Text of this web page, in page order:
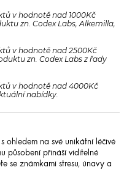
v hodnotě nad 1000Kč
zn. Codex Labs, Alkemilla,
v hodnotě nad 2500Kč
zn. Codex Labs z řady
v hodnotě nad 4000Kč
nabídky.
ohledem na své unikátní léčivé
působení přináší viditelné
se známkami stresu, únavy a